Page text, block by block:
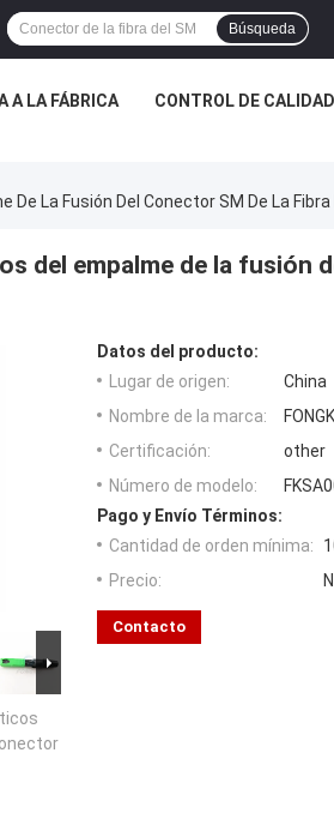
Búsqueda
A LA FÁBRICA CONTROL DE CALIDAD
La Fusión Del Conector SM De La Fibra
del empalme de la fusión
Datos del producto:
Lugar de origen:
China
Nombre de la marca:
Certificación:
other
Número de modelo:
Pago y Envío Términos:
Cantidad de orden mínima:
Precio:
Contacto